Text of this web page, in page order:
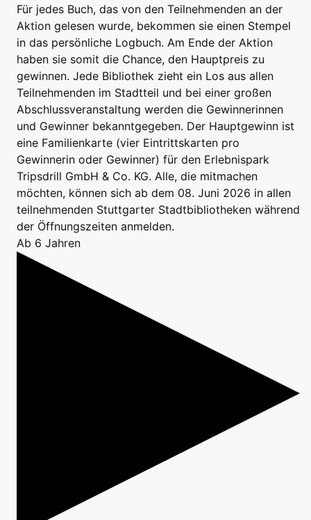
Für jedes Buch, das von den Teilnehmenden an der
Aktion gelesen wurde, bekommen sie einen Stempel
in das persönliche Logbuch. Am Ende der Aktion
haben sie somit die Chance, den Hauptpreis zu
gewinnen. Jede Bibliothek zieht ein Los aus allen
Teilnehmenden im Stadtteil und bei einer großen
Abschlussveranstaltung werden die Gewinnerinnen
und Gewinner bekanntgegeben. Der Hauptgewinn ist
eine Familienkarte (vier Eintrittskarten pro
Gewinnerin oder Gewinner) für den Erlebnispark
Tripsdrill GmbH & Co. KG. Alle, die mitmachen
möchten, können sich ab dem 08. Juni 2026 in allen
teilnehmenden Stuttgarter Stadtbibliotheken während
der Öffnungszeiten anmelden.
Ab 6 Jahren